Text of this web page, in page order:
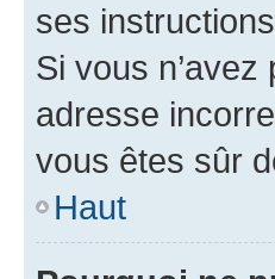
ses
Si vous
adresse
vous êtes sûr
Haut